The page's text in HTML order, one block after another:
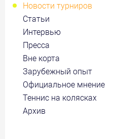
Новости турниров
Статьи
Интервью
Пресса
Вне корта
Зарубежный опыт
Официальное мнение
Теннис на колясках
Архив